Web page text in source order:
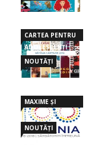
CARTEA PENTRU
ADOLESCENȚI
NOUTĂȚI
MAXIME ȘI
CUGETĂRI
NOUTĂȚI